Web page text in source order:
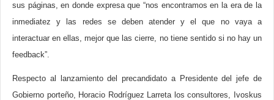
sus páginas, en donde expresa que “nos encontramos en la era de la
inmediatez y las redes se deben atender y el que no vaya a
interactuar en ellas, mejor que las cierre, no tiene sentido si no hay un
feedback”.
Respecto al lanzamiento del precandidato a Presidente del jefe de
Gobierno porteño, Horacio Rodríguez Larreta los consultores, Ivoskus